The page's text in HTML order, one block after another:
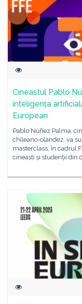
Cineastul Pablo
inteligența
European
Pablo Núñez Palma,
chileano-olandez, va
masterclass, în cadrul
cineaști și studenții din